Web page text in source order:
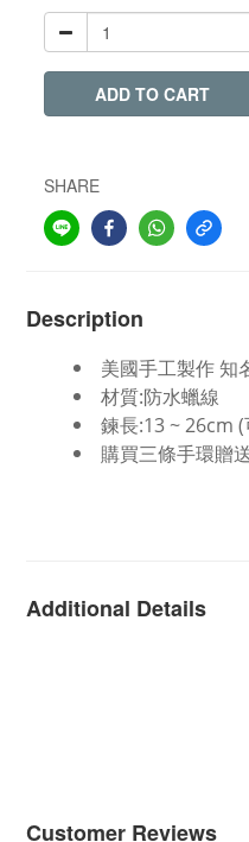
ADD TO CART
SHARE
Description
美國手工製作 知
材質:防水蠟線
鍊長:13 ~ 26cm
購買三條手環贈
Additional Details
Customer Reviews